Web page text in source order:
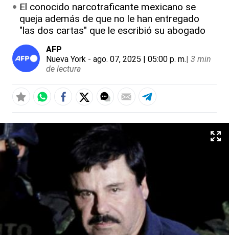
El conocido narcotraficante mexicano se
queja además de que no le han entregado
"las dos cartas" que le escribió su abogado
AFP
Nueva York - ago. 07, 2025 | 05:00 p. m.| 3 min
de lectura